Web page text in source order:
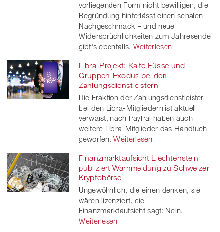
vorliegenden Form nicht bewilligen, die
Begründung hinterlässt einen schalen
Nachgeschmack – und neue
Widersprüchlichkeiten zum Jahresende
gibt's ebenfalls. Weiterlesen
Libra-Projekt: Kalte Füsse und
Gruppen-Exodus bei den
Zahlungsdienstleistern
Die Fraktion der Zahlungsdienstleister
bei den Libra-Mitgliedern ist aktuell
verwaist, nach PayPal haben auch
weitere Libra-Mitglieder das Handtuch
geworfen. Weiterlesen
Finanzmarktaufsicht Liechtenstein
publiziert Warnmeldung zu Schweizer
Kryptobörse
Ungewöhnlich, die einen denken, sie
wären lizenziert, die
Finanzmarktaufsicht sagt: Nein.
Weiterlesen